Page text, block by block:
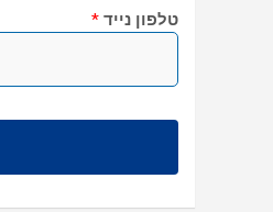
טלפון נייד *